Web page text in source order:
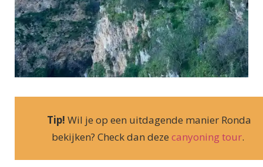
Tip! Wil je op een uitdagende manier Ronda
bekijken? Check dan deze canyoning tour.